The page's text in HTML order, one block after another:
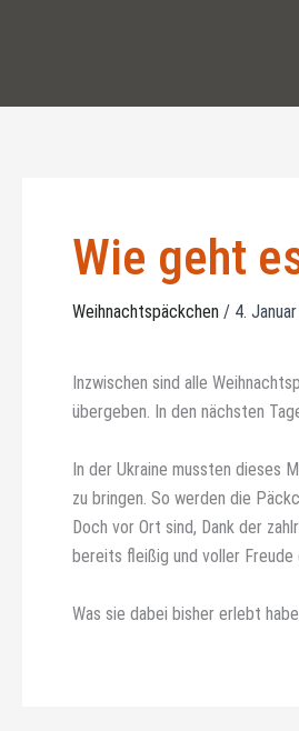
Wie geht
Weihnachtspäckchen / 4.
Inzwischen sind alle
übergeben. In den nächsten
In der Ukraine mussten dieses
zu bringen. So werden die
Doch vor Ort sind, Dank der
bereits fleißig und voller Freude
Was sie dabei bisher erlebt